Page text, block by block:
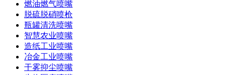
燃油燃气喷嘴
脱硫脱硝喷枪
瓶罐清洗喷嘴
智慧农业喷嘴
造纸工业喷嘴
冶金工业喷嘴
干雾抑尘喷嘴